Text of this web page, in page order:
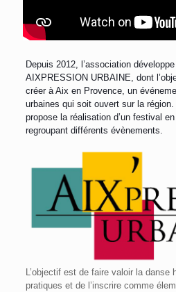
Depuis 2012, l’association
AIXPRESSION URBAINE, dont
créer à Aix en Provence, un
urbaines qui soit ouvert sur la
propose la réalisation d’un festival
regroupant différents évènements.
L’objectif est de faire valoir la danse
pratiques et de l’inscrire comme